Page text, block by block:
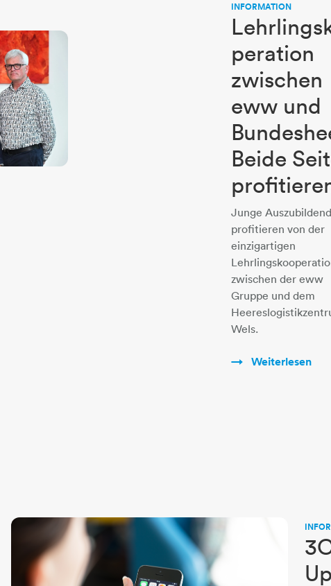
INFORMATION
peration
zwischen
eww und
Beide
Junge
profitieren von der
einzigartigen
zwischen der eww
Gruppe und dem
Wels.
Weiterlesen